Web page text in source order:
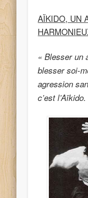
AÏKIDO, UN
« Blesser un
blesser soi-
agression
c’est